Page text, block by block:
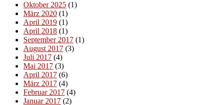
Oktober 2025 (1)
März 2020 (1)
April 2019 (1)
April 2018 (1)
September 2017 (1)
August 2017 (3)
Juli 2017 (4)
Mai 2017 (3)
April 2017 (6)
März 2017 (4)
Februar 2017 (4)
Januar 2017 (2)